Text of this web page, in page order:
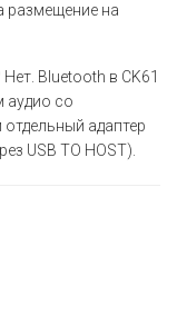
размещение на
Нет. Bluetooth в CK61
аудио со
адаптер
USB TO HOST).